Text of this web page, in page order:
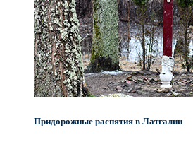
Придорожные распятия в Латгалии